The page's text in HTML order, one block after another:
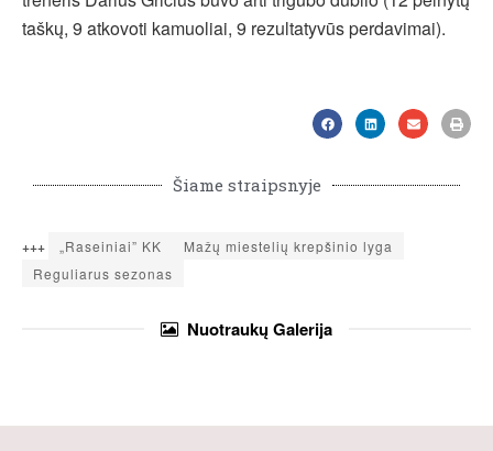
taškų, 9 atkovoti kamuoliai, 9 rezultatyvūs perdavimai).
Šiame straipsnyje
+++ „Raseiniai” KK
Mažų miestelių krepšinio lyga
Reguliarus sezonas
NuotraukųGalerija